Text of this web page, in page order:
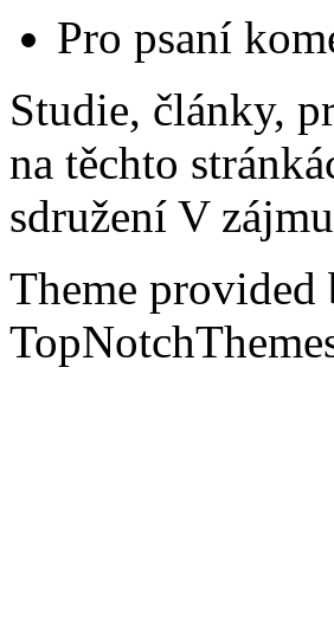
Pro psaní
Studie, články,
na těchto
sdružení V
Theme provided